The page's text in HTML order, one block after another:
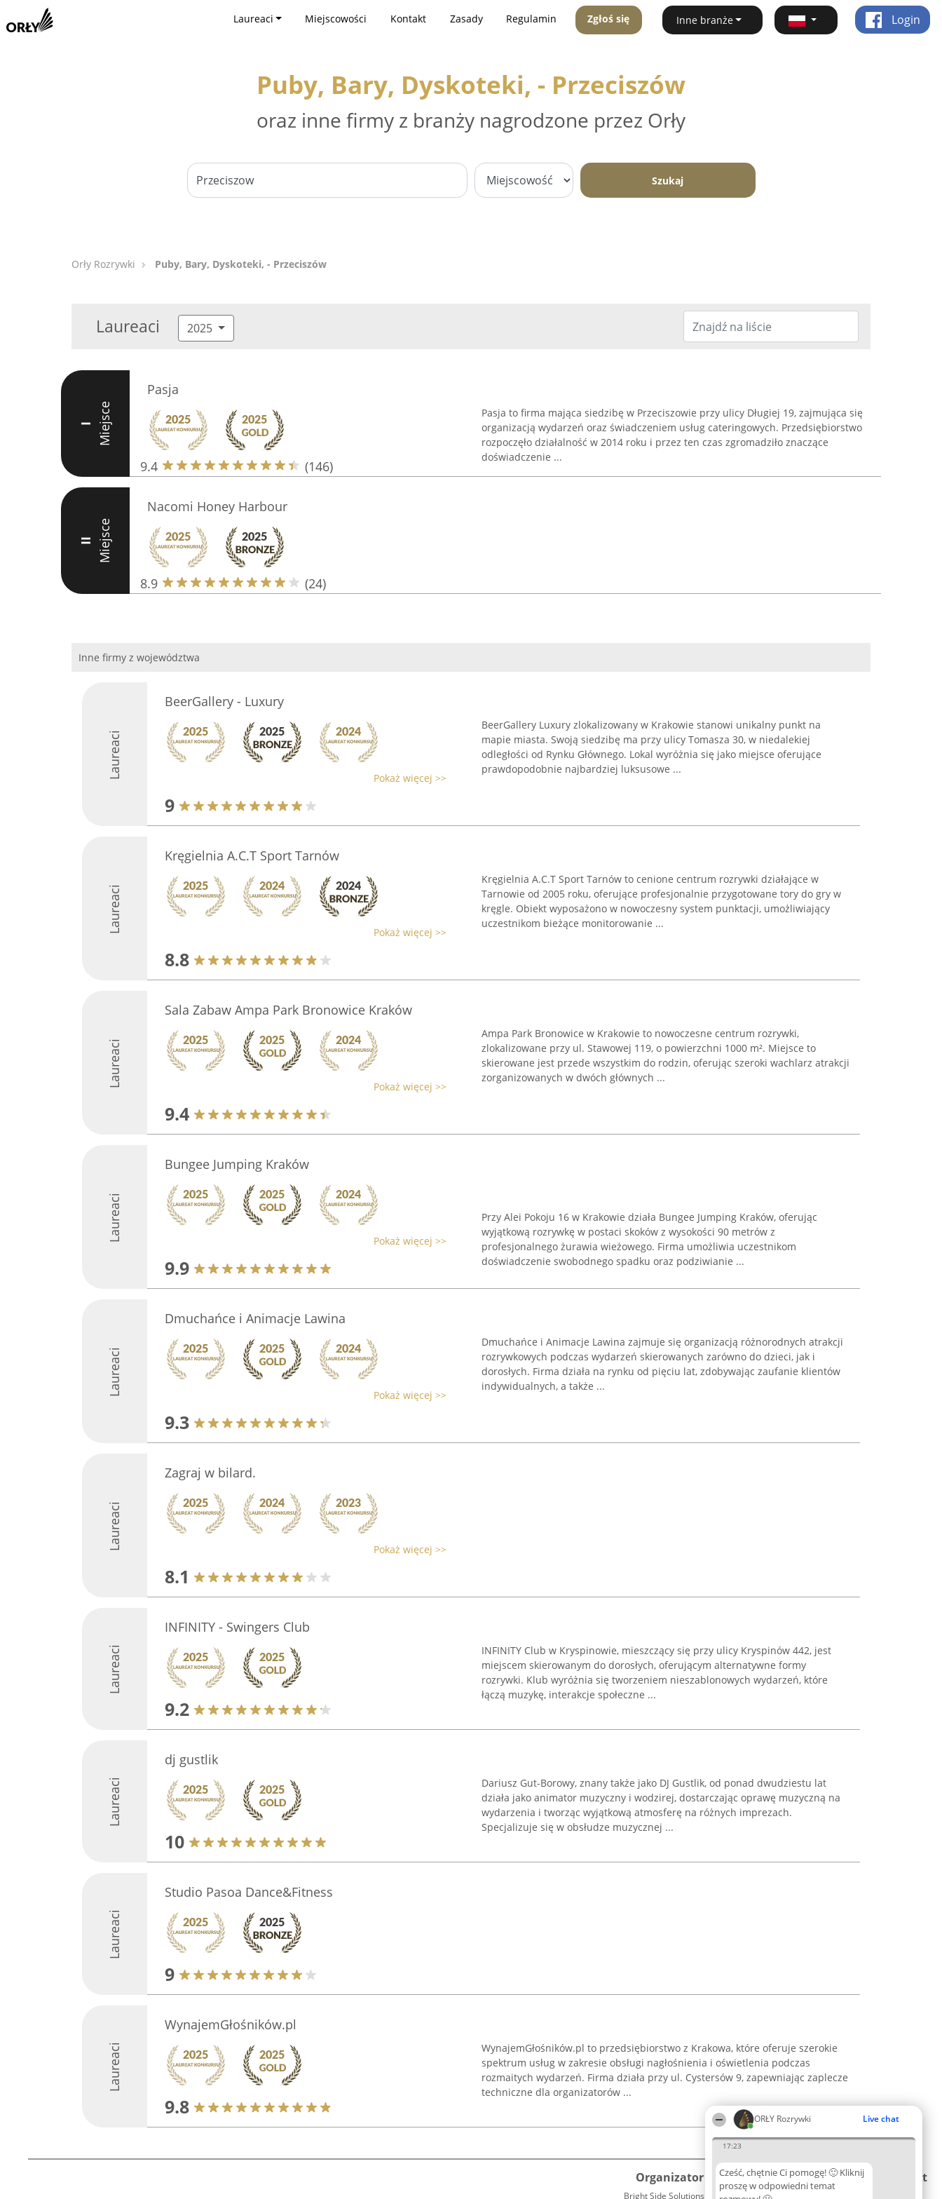
ORŁY Rozrywki Live chat
17:23
Cześć, chętnie Ci pomogę! 🙂 Kliknij
proszę w odpowiedni temat
Laureaci Miejscowości Kontakt Zasady Regulamin Zgłoś się Inne branże Login
Puby, Bary, Dyskoteki, - Przeciszów
oraz inne firmy z branży nagrodzone przez Orły
Szukaj
Orły Rozrywki Puby, Bary, Dyskoteki, - Przeciszów
Laureaci 2025
I Miejsce
Pasja
9.4 (146)
Pasja to firma mająca siedzibę w Przeciszowie przy ulicy Długiej 19, zajmująca się
organizacją wydarzeń oraz świadczeniem usług cateringowych. Przedsiębiorstwo
rozpoczęło działalność w 2014 roku i przez ten czas zgromadziło znaczące
doświadczenie ...
II Miejsce
Nacomi Honey Harbour
8.9 (24)
Inne firmy z województwa
Laureaci
BeerGallery - Luxury
Pokaż więcej >>
9
BeerGallery Luxury zlokalizowany w Krakowie stanowi unikalny punkt na
mapie miasta. Swoją siedzibę ma przy ulicy Tomasza 30, w niedalekiej
odległości od Rynku Głównego. Lokal wyróżnia się jako miejsce oferujące
prawdopodobnie najbardziej luksusowe ...
Laureaci
Kręgielnia A.C.T Sport Tarnów
Pokaż więcej >>
8.8
Kręgielnia A.C.T Sport Tarnów to cenione centrum rozrywki działające w
Tarnowie od 2005 roku, oferujące profesjonalnie przygotowane tory do gry w
kręgle. Obiekt wyposażono w nowoczesny system punktacji, umożliwiający
uczestnikom bieżące monitorowanie ...
Laureaci
Sala Zabaw Ampa Park Bronowice Kraków
Pokaż więcej >>
9.4
Ampa Park Bronowice w Krakowie to nowoczesne centrum rozrywki,
zlokalizowane przy ul. Stawowej 119, o powierzchni 1000 m². Miejsce to
skierowane jest przede wszystkim do rodzin, oferując szeroki wachlarz atrakcji
zorganizowanych w dwóch głównych ...
Laureaci
Bungee Jumping Kraków
Pokaż więcej >>
9.9
Przy Alei Pokoju 16 w Krakowie działa Bungee Jumping Kraków, oferując
wyjątkową rozrywkę w postaci skoków z wysokości 90 metrów z
profesjonalnego żurawia wieżowego. Firma umożliwia uczestnikom
doświadczenie swobodnego spadku oraz podziwianie ...
Laureaci
Dmuchańce i Animacje Lawina
Pokaż więcej >>
9.3
Dmuchańce i Animacje Lawina zajmuje się organizacją różnorodnych atrakcji
rozrywkowych podczas wydarzeń skierowanych zarówno do dzieci, jak i
dorosłych. Firma działa na rynku od pięciu lat, zdobywając zaufanie klientów
indywidualnych, a także ...
Laureaci
Zagraj w bilard.
Pokaż więcej >>
8.1
Laureaci
INFINITY - Swingers Club
9.2
INFINITY Club w Kryspinowie, mieszczący się przy ulicy Kryspinów 442, jest
miejscem skierowanym do dorosłych, oferującym alternatywne formy
rozrywki. Klub wyróżnia się tworzeniem nieszablonowych wydarzeń, które
łączą muzykę, interakcje społeczne ...
Laureaci
dj gustlik
10
Dariusz Gut-Borowy, znany także jako DJ Gustlik, od ponad dwudziestu lat
działa jako animator muzyczny i wodzirej, dostarczając oprawę muzyczną na
wydarzenia i tworząc wyjątkową atmosferę na różnych imprezach.
Specjalizuje się w obsłudze muzycznej ...
Laureaci
Studio Pasoa Dance&Fitness
9
Laureaci
WynajemGłośników.pl
9.8
WynajemGłośników.pl to przedsiębiorstwo z Krakowa, które oferuje szerokie
spektrum usług w zakresie obsługi nagłośnienia i oświetlenia podczas
rozmaitych wydarzeń. Firma działa przy ul. Cystersów 9, zapewniając zaplecze
techniczne dla organizatorów ...
Organizator plebiscytu
Bright Side Solutions sp. z o. o. sp. k.
Plebiscyt Kontakt